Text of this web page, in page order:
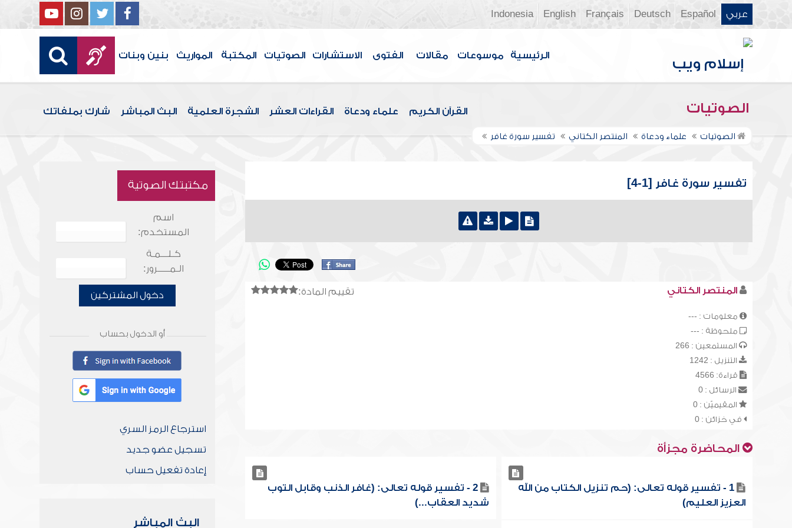
عربي Español
Deutsch
Français
English
Indonesia
الرئيسية موسوعات مقالات الفتوى الاستشارات الصوتيات المكتبة المواريث بنين وبنات
الصوتيات القرآن الكريم علماء ودعاة القراءات العشر الشجرة العلمية البث المباشر شارك بملفاتك
الصوتيات علماء ودعاة المنتصر الكتاني تفسير سورة غافر
تفسير سورة غافر [1-4]
تقييم المادة: المنتصر الكتاني
معلومات : ---
ملحوظة : ---
المستمعين : 266
التنزيل : 1242
قراءة: 4566
الرسائل : 0
المقيميّن : 0
في خزائن : 0
المحاضرة مجزأة
1 - تفسير قوله تعالى: (حم تنزيل الكتاب من الله
العزيز العليم)
2 - تفسير قوله تعالى: (غافر الذنب وقابل التوب
شديد العقاب...)
مكتبتك الصوتية
اسم
المستخدم:
كـلـــمـة
الـمـــــرور:
دخول المشتركين
أو الدخول بحساب
استرجاع الرمز السري
تسجيل عضو جديد
إعادة تفعيل حساب
البث المباشر